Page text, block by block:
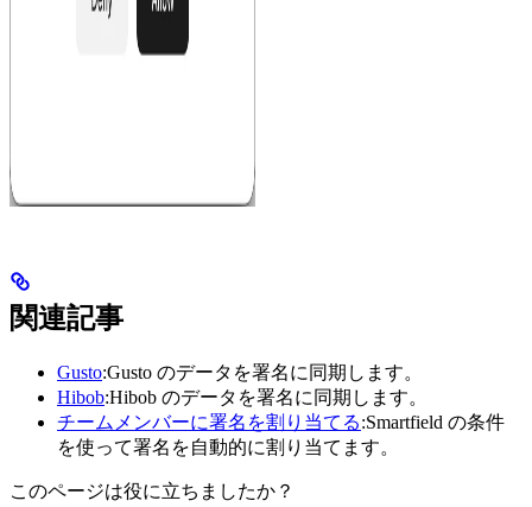
関連記事
Gusto:Gusto のデータを署名に同期します。
Hibob:Hibob のデータを署名に同期します。
チームメンバーに署名を割り当てる:Smartfield の条件
を使って署名を自動的に割り当てます。
このページは役に立ちましたか？